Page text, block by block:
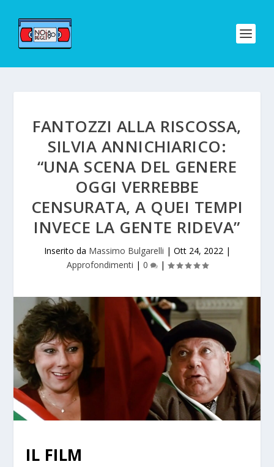
FANTOZZI ALLA RISCOSSA,
SILVIA ANNICHIARICO:
“UNA SCENA DEL GENERE
OGGI VERREBBE
CENSURATA, A QUEI TEMPI
INVECE LA GENTE RIDEVA”
Inserito da Massimo Bulgarelli | Ott 24, 2022|
Approfondimenti | 0 |
IL FILM